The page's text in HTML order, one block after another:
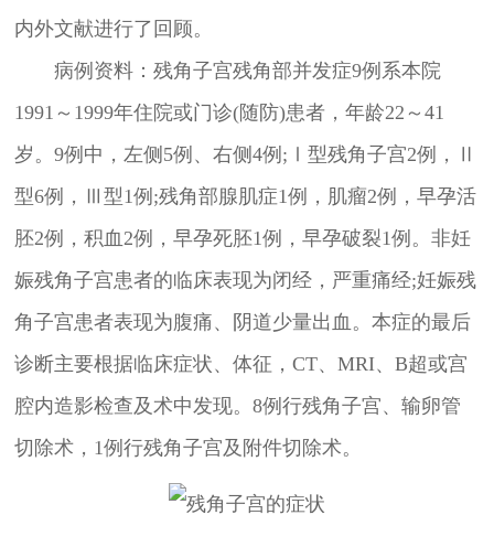
内外文献进行了回顾。
病例资料：残角子宫残角部并发症9例系本院
1991～1999年住院或门诊(随防)患者，年龄22～41
岁。9例中，左侧5例、右侧4例;Ⅰ型残角子宫2例，Ⅱ
型6例，Ⅲ型1例;残角部腺肌症1例，肌瘤2例，早孕活
胚2例，积血2例，早孕死胚1例，早孕破裂1例。非妊
娠残角子宫患者的临床表现为闭经，严重痛经;妊娠残
角子宫患者表现为腹痛、阴道少量出血。本症的最后
诊断主要根据临床症状、体征，CT、MRI、B超或宫
腔内造影检查及术中发现。8例行残角子宫、输卵管
切除术，1例行残角子宫及附件切除术。